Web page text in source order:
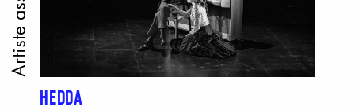
HEDDA